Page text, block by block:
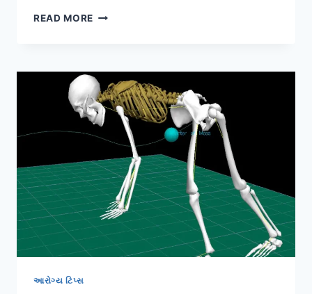
READ MORE મોબાઈલ
વખતે
ખભા
અને
કાન
દબાવી
રાખવાથી
થતો
સ્પાઝમ.
આરોગ્ય ટિપ્સ